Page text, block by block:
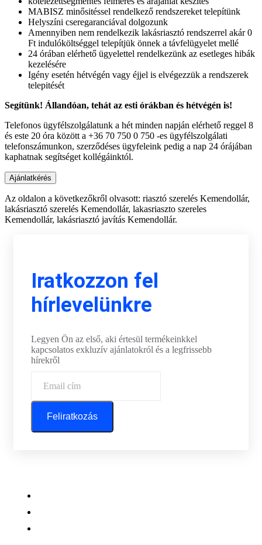
MABISZ minősitéssel rendelkező rendszereket telepítünk
Helyszíni cseregaranciával dolgozunk
Amennyiben nem rendelkezik lakásriasztó rendszerrel akár 0
Ft indulóköltséggel telepítjük önnek a távfelügyelet mellé
24 órában elérhető ügyelettel rendelkezünk az esetleges hibák
kezelésére
Igény esetén hétvégén vagy éjjel is elvégezzük a rendszerek
telepitését
Segítünk! Állandóan, tehát az esti órákban és hétvégén is!
Telefonos ügyfélszolgálatunk a hét minden napján elérhető reggel 8
és este 20 óra között a +36 70 750 0 750 -es ügyfélszolgálati
telefonszámunkon, szerződéses ügyfeleink pedig a nap 24 órájában
kaphatnak segítséget kollégáinktól.
Az oldalon a következőkről olvasott: riasztó szerelés Kemendollár,
lakásriasztó szerelés Kemendollár, lakasriaszto szereles
Kemendollár, lakásriasztó javítás Kemendollár.
Iratkozzon fel
hírlevelünkre
Legyen Ön az első, aki értesül termékeinkkel
kapcsolatos exkluzív ajánlatokról és a legfrissebb
hírekről
Feliratkozás